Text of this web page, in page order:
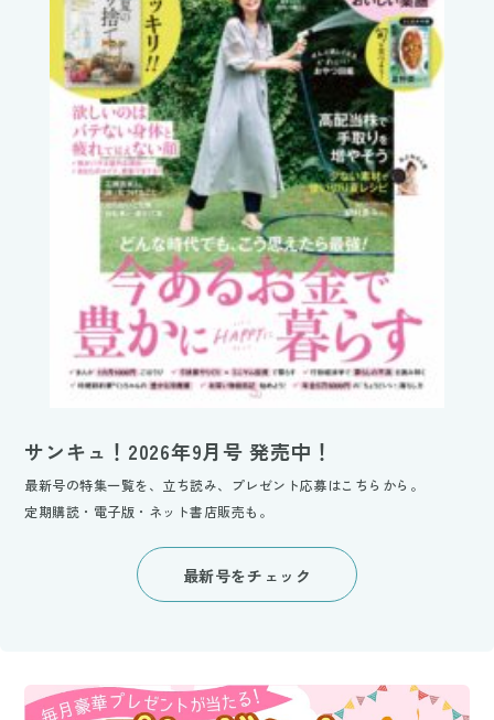
サンキュ！2026年9月号 発売中！
最新号の特集一覧を、立ち読み、プレゼント応募はこちらから。
定期購読・電子版・ネット書店販売も。
最新号をチェック